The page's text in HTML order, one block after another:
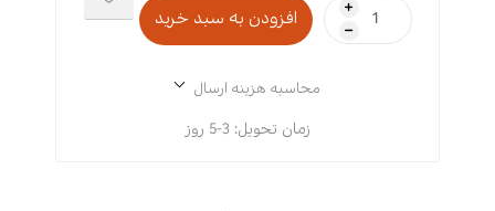
i
h
محاسبه هزینه ارسال
زمان تحویل: 3-5 روز